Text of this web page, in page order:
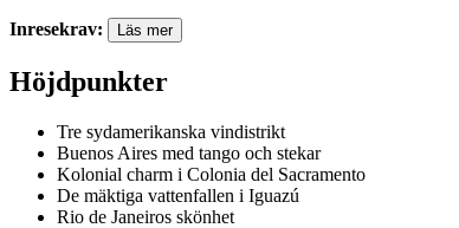
Inresekrav: Läs mer
Höjdpunkter
Tre sydamerikanska vindistrikt
Buenos Aires med tango och stekar
Kolonial charm i Colonia del Sacramento
De mäktiga vattenfallen i Iguazú
Rio de Janeiros skönhet